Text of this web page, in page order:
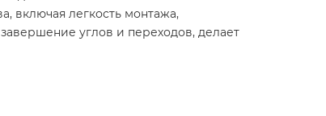
включая легкость монтажа,
углов и переходов, делает